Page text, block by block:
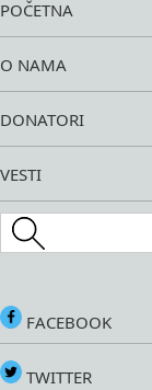
POČETNA
O NAMA
DONATORI
VESTI
Search this site
FACEBOOK
TWITTER